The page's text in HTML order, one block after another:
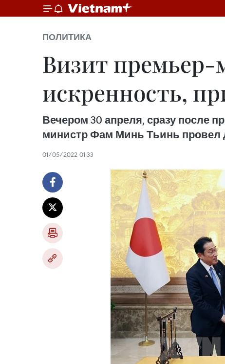
ПОЛИТИКА
Визит премьер-
искренность,
Вечером 30 апреля, сразу после
министр Фам Минь Тьинь провел
01/05/2022 01:33